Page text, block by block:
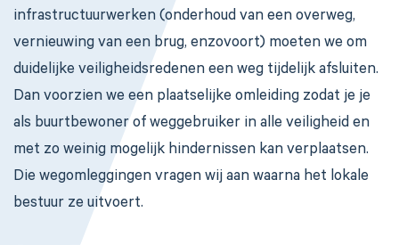
infrastructuurwerken (onderhoud van een overweg,
vernieuwing van een brug, enzovoort) moeten we om
duidelijke veiligheidsredenen een weg tijdelijk afsluiten.
Dan voorzien we een plaatselijke omleiding zodat je je
als buurtbewoner of weggebruiker in alle veiligheid en
met zo weinig mogelijk hindernissen kan verplaatsen.
Die wegomleggingen vragen wij aan waarna het lokale
bestuur ze uitvoert.